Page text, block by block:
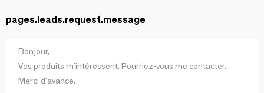
pages.leads.request.message